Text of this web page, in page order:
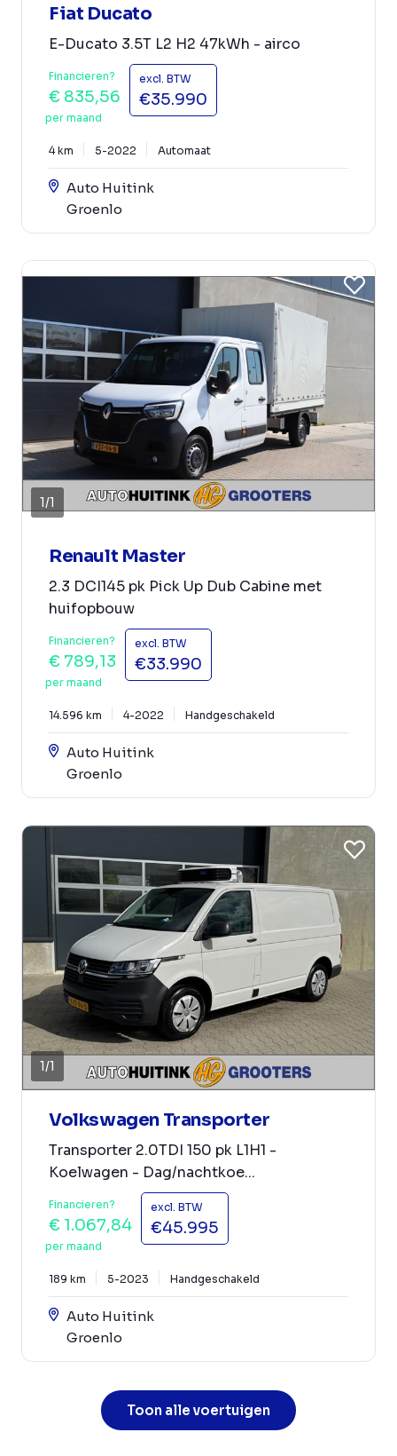
Fiat Ducato
E-Ducato 3.5T L2 H2 47kWh - airco
Financieren?
€ 835,56
per maand
excl. BTW
€35.990
4 km 5-2022 Automaat
Auto Huitink
Groenlo
1/1
Renault Master
2.3 DCI145 pk Pick Up Dub Cabine met
huifopbouw
Financieren?
€ 789,13
per maand
excl. BTW
€33.990
14.596 km 4-2022 Handgeschakeld
Auto Huitink
Groenlo
1/1
Volkswagen Transporter
Transporter 2.0TDI 150 pk L1H1 -
Koelwagen - Dag/nachtkoe...
Financieren?
€ 1.067,84
per maand
excl. BTW
€45.995
189 km 5-2023 Handgeschakeld
Auto Huitink
Groenlo
Toon alle voertuigen